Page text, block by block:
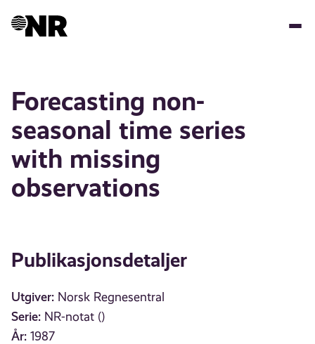
Forecasting non-
seasonal time series
with missing
observations
Publikasjonsdetaljer
Utgiver: Norsk Regnesentral
Serie: NR-notat ()
År: 1987